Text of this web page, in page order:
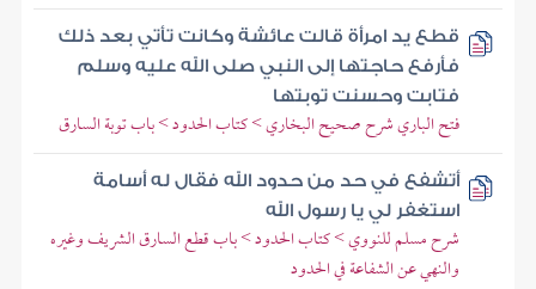
قطع يد امرأة قالت عائشة وكانت تأتي بعد ذلك
فأرفع حاجتها إلى النبي صلى الله عليه وسلم
فتابت وحسنت توبتها
فتح الباري شرح صحيح البخاري > كتاب الحدود > باب توبة السارق
أتشفع في حد من حدود الله فقال له أسامة
استغفر لي يا رسول الله
شرح مسلم للنووي > كتاب الحدود > باب قطع السارق الشريف وغيره
والنهي عن الشفاعة في الحدود